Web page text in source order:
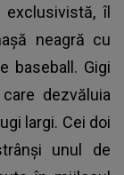
exclusivistă, îl
neagră cu
baseball. Gigi
dezvăluia
largi. Cei doi
unul de